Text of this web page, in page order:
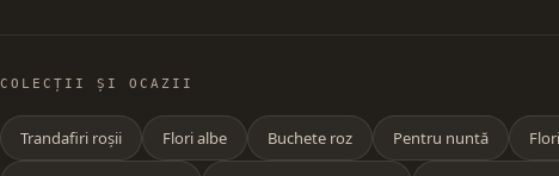
COLECȚII ȘI OCAZII
Trandafiri roșii Flori albe Buchete roz Pentru nuntă